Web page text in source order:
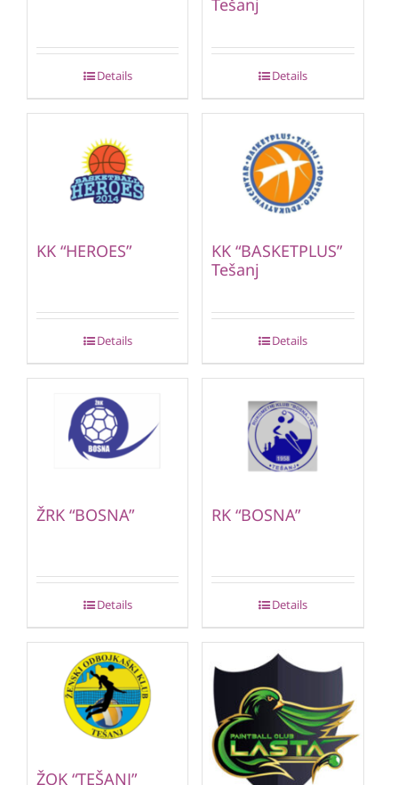
Details
Tešanj
Details
KK “HEROES”
Details
KK “BASKETPLUS”
Tešanj
Details
ŽRK “BOSNA”
Details
RK “BOSNA”
Details
ŽOK “TEŠANJ”